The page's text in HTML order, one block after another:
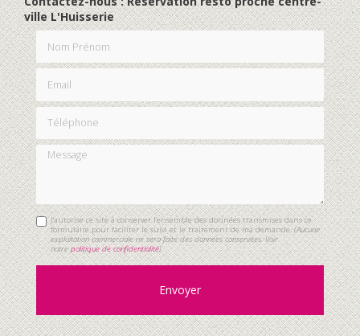
ville L'Huisserie
Nom Prénom
Email
Téléphone
Message
J'autorise ce site à conserver l'ensemble des données transmises dans ce
formulaire pour faciliter le suivi et le traitement de ma demande.(Aucune
exploitation commerciale ne sera faite des données conservées. Voir
notrepolitique de confidentialité)